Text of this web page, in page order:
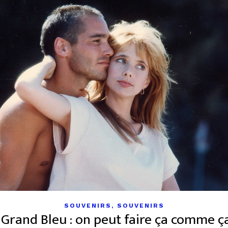
SOUVENIRS, SOUVENIRS
Bleu : on peut faire ça comme